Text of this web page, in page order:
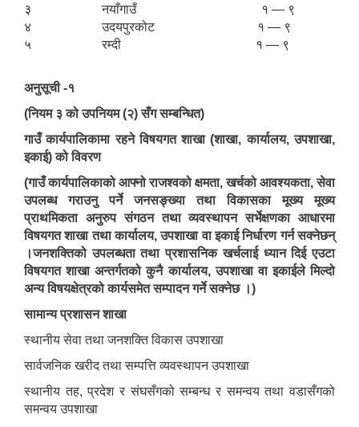
३ नयाँगाउँ १ — ९
४ उदयपुरकोट १ — ९
५ रम्दी १ — ९
अनुसूची -१
(नियम ३ को उपनियम (२) सँग सम्बन्धित)
गाउँ कार्यपालिकामा रहने विषयगत शाखा (शाखा, कार्यालय, उपशाखा,
इकाई) को विवरण
(गाउँ कार्यपालिकाको आफ्नो राजश्वको क्षमता, खर्चको आवश्यकता, सेवा
उपलब्ध गराउनु पर्ने जनसङ्ख्या तथा विकासका मूख्य मूख्य
प्राथमिकता अनुरुप संगठन तथा व्यवस्थापन सर्भेक्षणका आधारमा
विषयगत शाखा तथा कार्यालय, उपशाखा वा इकाई निर्धारण गर्न सक्नेछन्
।जनशक्तिको उपलब्धता तथा प्रशासनिक खर्चलाई ध्यान दिई एउटा
विषयगत शाखा अन्तर्गतको कुनै कार्यालय, उपशाखा वा इकाईले मिल्दो
अन्य विषयक्षेत्रको कार्यसमेत सम्पादन गर्ने सक्नेछ ।)
सामान्य प्रशासन शाखा
स्थानीय सेवा तथा जनशक्ति विकास उपशाखा
सार्वजनिक खरीद तथा सम्पत्ति व्यवस्थापन उपशाखा
स्थानीय तह, प्रदेश र संघसँगको सम्बन्ध र समन्वय तथा वडासँगको
समन्वय उपशाखा